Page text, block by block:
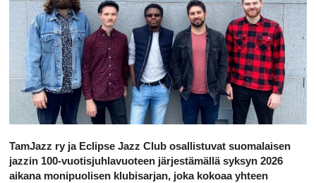
TamJazz ry ja Eclipse Jazz Club osallistuvat suomalaisen
jazzin 100-vuotisjuhlavuoteen järjestämällä syksyn 2026
aikana monipuolisen klubisarjan, joka kokoaa yhteen